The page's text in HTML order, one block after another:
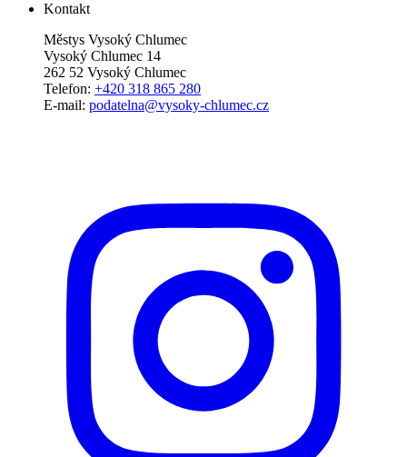
Kontakt
Městys Vysoký Chlumec
Vysoký Chlumec 14
262 52 Vysoký Chlumec
Telefon: +420 318 865 280
E-mail: podatelna@vysoky-chlumec.cz